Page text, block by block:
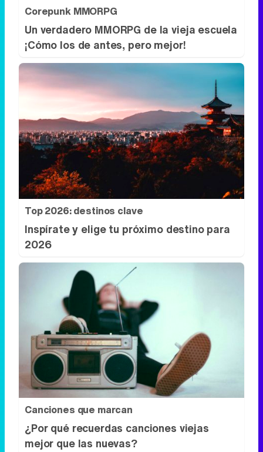
Corepunk MMORPG
Un verdadero MMORPG de la vieja escuela
¡Cómo los de antes, pero mejor!
Top 2026: destinos clave
Inspírate y elige tu próximo destino para
2026
Canciones que marcan
¿Por qué recuerdas canciones viejas
mejor que las nuevas?